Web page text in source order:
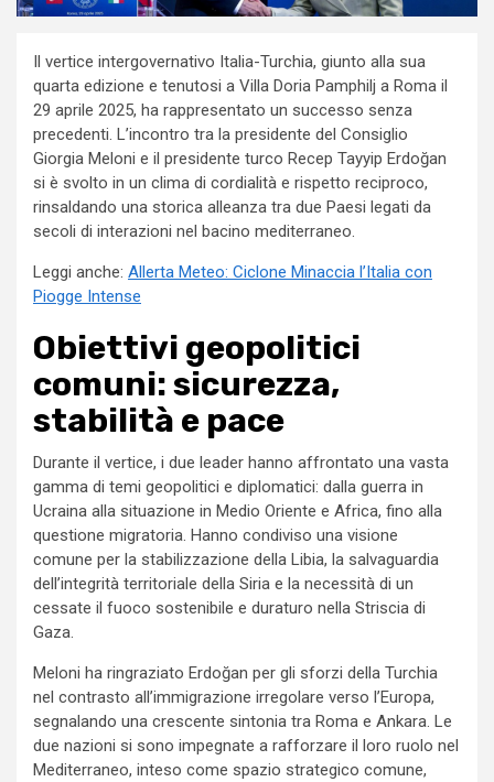
Il vertice intergovernativo Italia-Turchia, giunto alla sua
quarta edizione e tenutosi a Villa Doria Pamphilj a Roma il
29 aprile 2025, ha rappresentato un successo senza
precedenti. L’incontro tra la presidente del Consiglio
Giorgia Meloni e il presidente turco Recep Tayyip Erdoğan
si è svolto in un clima di cordialità e rispetto reciproco,
rinsaldando una storica alleanza tra due Paesi legati da
secoli di interazioni nel bacino mediterraneo.
Leggi anche: Allerta Meteo: Ciclone Minaccia l’Italia con
Piogge Intense
Obiettivi geopolitici
comuni: sicurezza,
stabilità e pace
Durante il vertice, i due leader hanno affrontato una vasta
gamma di temi geopolitici e diplomatici: dalla guerra in
Ucraina alla situazione in Medio Oriente e Africa, fino alla
questione migratoria. Hanno condiviso una visione
comune per la stabilizzazione della Libia, la salvaguardia
dell’integrità territoriale della Siria e la necessità di un
cessate il fuoco sostenibile e duraturo nella Striscia di
Gaza.
Meloni ha ringraziato Erdoğan per gli sforzi della Turchia
nel contrasto all’immigrazione irregolare verso l’Europa,
segnalando una crescente sintonia tra Roma e Ankara. Le
due nazioni si sono impegnate a rafforzare il loro ruolo nel
Mediterraneo, inteso come spazio strategico comune,